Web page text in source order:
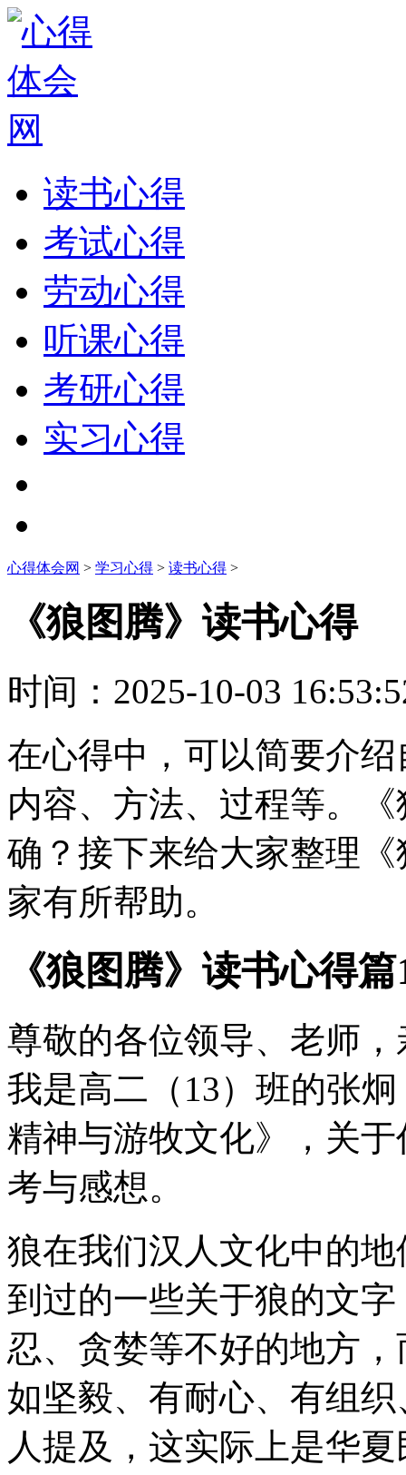
读书心得
考试心得
劳动心得
听课心得
考研心得
实习心得
心得体会网 > 学习心得 > 读书心得 >
《狼图腾》读书心得
时间： 2025-10-03
在心得中，可以简要介
内容、方法、过程等。
确？接下来给大家整理
家有所帮助。
《狼图腾》读书心得篇
尊敬的各位领导、老师
我是高二（13）班的张
精神与游牧文化》，关
考与感想。
狼在我们汉人文化中的
到过的一些关于狼的文
忍、贪婪等不好的地方
如坚毅、有耐心、有组
人提及，这实际上是华